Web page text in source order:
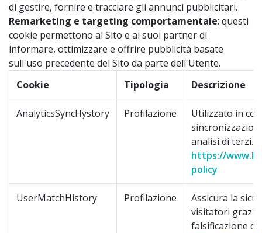
di gestire, fornire e tracciare gli annunci pubblicitari.
Remarketing e targeting comportamentale: questi
cookie permettono al Sito e ai suoi partner di
informare, ottimizzare e offrire pubblicità basate
sull'uso precedente del Sito da parte dell'Utente.
Cookie
Tipologia Descrizione
AnalyticsSyncHystory Profilazione
Utilizzato in
analisi di terzi.
https://
policy
UserMatchHistory Profilazione
Assicura la
visitatori grazie
falsificazione